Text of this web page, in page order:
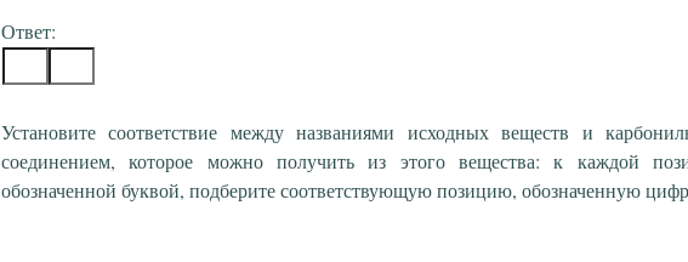
Ответ:
Установите соответствие между названиями исходных веществ и
соединением, которое можно получить из этого вещества: к каждой
обозначенной буквой, подберите соответствующую позицию, обозначенную